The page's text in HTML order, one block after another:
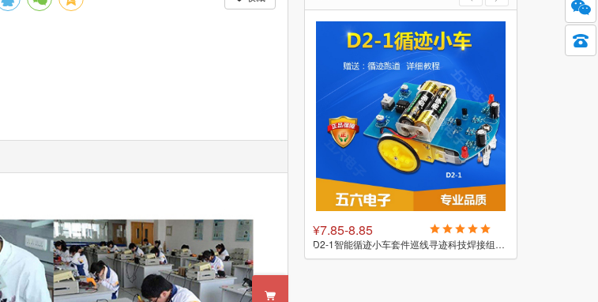
¥9.95-10.95 ¥7.85-8.85
D2-1智能循迹小车套件巡线寻迹科技焊接组装实训电子制作DIY散件